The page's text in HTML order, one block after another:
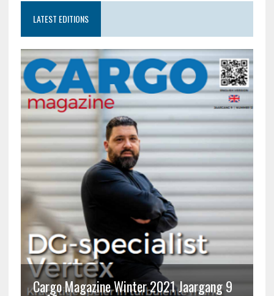
LATEST EDITIONS
Cargo Magazine Winter 2021 Jaargang 9